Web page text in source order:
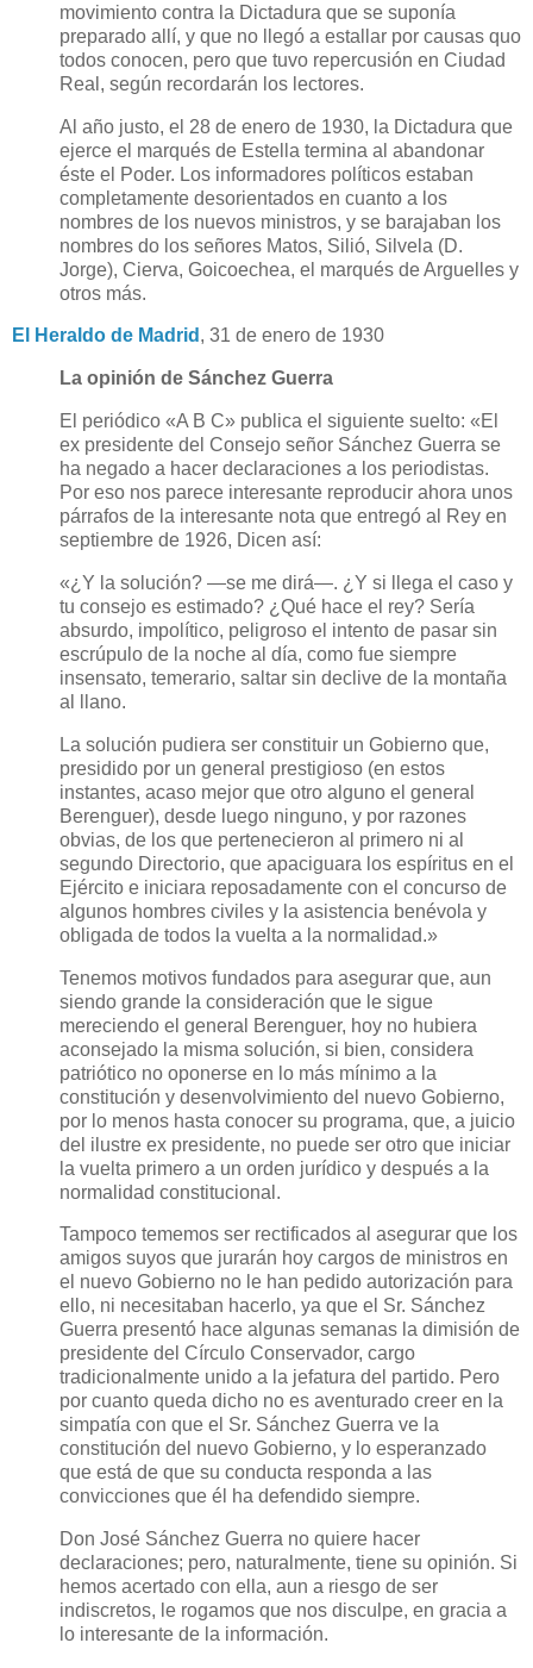
movimiento contra la Dictadura que se suponía
preparado allí, y que no llegó a estallar por causas quo
todos conocen, pero que tuvo repercusión en Ciudad
Real, según recordarán los lectores.
Al año justo, el 28 de enero de 1930, la Dictadura que
ejerce el marqués de Estella termina al abandonar
éste el Poder. Los informadores políticos estaban
completamente desorientados en cuanto a los
nombres de los nuevos ministros, y se barajaban los
nombres do los señores Matos, Silió, Silvela (D.
Jorge), Cierva, Goicoechea, el marqués de Arguelles y
otros más.
El Heraldo de Madrid , 31 de enero de 1930
La opinión de Sánchez Guerra
El periódico «A B C» publica el siguiente suelto: «El
ex presidente del Consejo señor Sánchez Guerra se
ha negado a hacer declaraciones a los periodistas.
Por eso nos parece interesante reproducir ahora unos
párrafos de la interesante nota que entregó al Rey en
septiembre de 1926, Dicen así:
«¿Y la solución? —se me dirá—. ¿Y si llega el caso y
tu consejo es estimado? ¿Qué hace el rey? Sería
absurdo, impolítico, peligroso el intento de pasar sin
escrúpulo de la noche al día, como fue siempre
insensato, temerario, saltar sin declive de la montaña
al llano.
La solución pudiera ser constituir un Gobierno que,
presidido por un general prestigioso (en estos
instantes, acaso mejor que otro alguno el general
Berenguer), desde luego ninguno, y por razones
obvias, de los que pertenecieron al primero ni al
segundo Directorio, que apaciguara los espíritus en el
Ejército e iniciara reposadamente con el concurso de
algunos hombres civiles y la asistencia benévola y
obligada de todos la vuelta a la normalidad.»
Tenemos motivos fundados para asegurar que, aun
siendo grande la consideración que le sigue
mereciendo el general Berenguer, hoy no hubiera
aconsejado la misma solución, si bien, considera
patriótico no oponerse en lo más mínimo a la
constitución y desenvolvimiento del nuevo Gobierno,
por lo menos hasta conocer su programa, que, a juicio
del ilustre ex presidente, no puede ser otro que iniciar
la vuelta primero a un orden jurídico y después a la
normalidad constitucional.
Tampoco tememos ser rectificados al asegurar que los
amigos suyos que jurarán hoy cargos de ministros en
el nuevo Gobierno no le han pedido autorización para
ello, ni necesitaban hacerlo, ya que el Sr. Sánchez
Guerra presentó hace algunas semanas la dimisión de
presidente del Círculo Conservador, cargo
tradicionalmente unido a la jefatura del partido. Pero
por cuanto queda dicho no es aventurado creer en la
simpatía con que el Sr. Sánchez Guerra ve la
constitución del nuevo Gobierno, y lo esperanzado
que está de que su conducta responda a las
convicciones que él ha defendido siempre.
Don José Sánchez Guerra no quiere hacer
declaraciones; pero, naturalmente, tiene su opinión. Si
hemos acertado con ella, aun a riesgo de ser
indiscretos, le rogamos que nos disculpe, en gracia a
lo interesante de la información.